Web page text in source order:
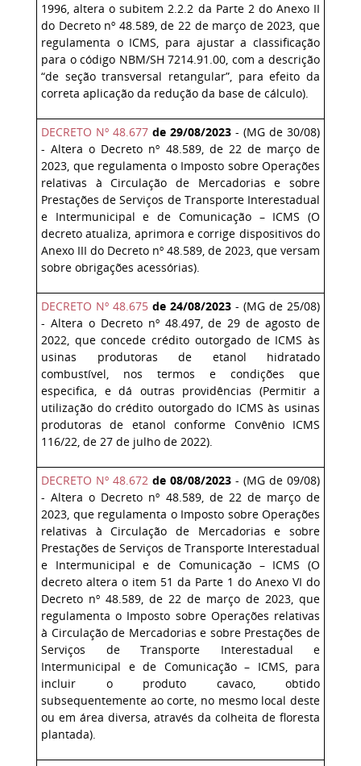
1996, altera o subitem 2.2.2 da Parte 2 do Anexo II
do Decreto nº 48.589, de 22 de março de 2023, que
regulamenta o ICMS, para ajustar a classificação
para o código NBM/SH 7214.91.00, com a descrição
“de seção transversal retangular”, para efeito da
correta aplicação da redução da base de cálculo).
DECRETO Nº 48.677 de 29/08/2023 - (MG de 30/08)
- Altera o Decreto nº 48.589, de 22 de março de
2023, que regulamenta o Imposto sobre Operações
relativas à Circulação de Mercadorias e sobre
Prestações de Serviços de Transporte Interestadual
e Intermunicipal e de Comunicação – ICMS (O
decreto atualiza, aprimora e corrige dispositivos do
Anexo III do Decreto nº 48.589, de 2023, que versam
sobre obrigações acessórias).
DECRETO Nº 48.675 de 24/08/2023 - (MG de 25/08)
- Altera o Decreto nº 48.497, de 29 de agosto de
2022, que concede crédito outorgado de ICMS às
usinas produtoras de etanol hidratado
combustível, nos termos e condições que
especifica, e dá outras providências (Permitir a
utilização do crédito outorgado do ICMS às usinas
produtoras de etanol conforme Convênio ICMS
116/22, de 27 de julho de 2022).
DECRETO Nº 48.672 de 08/08/2023 - (MG de 09/08)
- Altera o Decreto nº 48.589, de 22 de março de
2023, que regulamenta o Imposto sobre Operações
relativas à Circulação de Mercadorias e sobre
Prestações de Serviços de Transporte Interestadual
e Intermunicipal e de Comunicação – ICMS (O
decreto altera o item 51 da Parte 1 do Anexo VI do
Decreto nº 48.589, de 22 de março de 2023, que
regulamenta o Imposto sobre Operações relativas
à Circulação de Mercadorias e sobre Prestações de
Serviços de Transporte Interestadual e
Intermunicipal e de Comunicação – ICMS, para
incluir o produto cavaco, obtido
subsequentemente ao corte, no mesmo local deste
ou em área diversa, através da colheita de floresta
plantada).